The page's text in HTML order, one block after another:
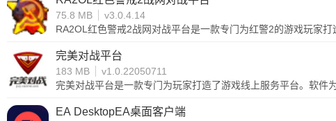
75.8 MB
v3.0.4.14
RA2OL红色警戒2战网对战平台是一款专门为红警2的游戏玩家
完美对战平台
183 MB
v1.0.22050711
完美对战平台是一款专门为玩家打造了游戏线上服务平台。软
EA DesktopEA桌面客户端